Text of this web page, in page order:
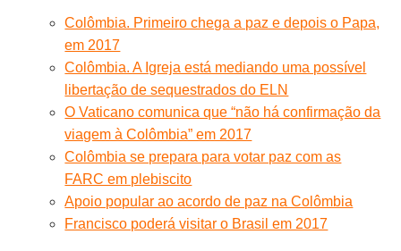
Colômbia. Primeiro chega a paz e depois o Papa,
em 2017
Colômbia. A Igreja está mediando uma possível
libertação de sequestrados do ELN
O Vaticano comunica que “não há confirmação da
viagem à Colômbia” em 2017
Colômbia se prepara para votar paz com as
FARC em plebiscito
Apoio popular ao acordo de paz na Colômbia
Francisco poderá visitar o Brasil em 2017